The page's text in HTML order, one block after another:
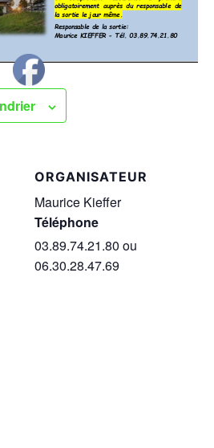
ORGANISATEUR
Maurice Kieffer
Téléphone
03.89.74.21.80 ou
06.30.28.47.69